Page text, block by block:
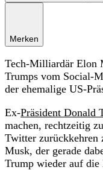
Merken
Tech-Milliardär Elon
Trumps vom Social-
der ehemalige US-
Ex-Präsident Donald
machen, rechtzeitig
Twitter zurückkehren
Musk, der gerade
Trump wieder auf die